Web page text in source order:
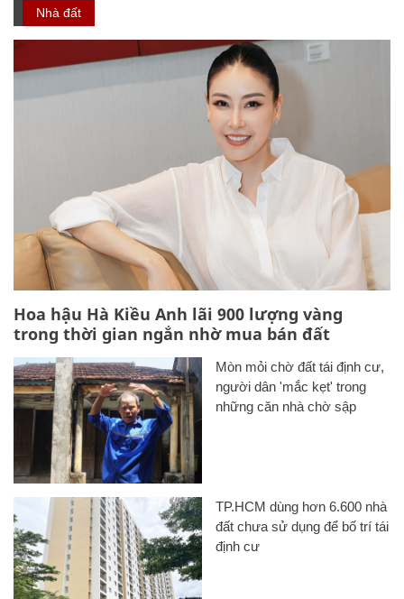
Nhà đất
Hoa hậu Hà Kiều Anh lãi 900 lượng vàng
trong thời gian ngắn nhờ mua bán đất
Mòn mỏi chờ đất tái định cư,
người dân 'mắc kẹt' trong
những căn nhà chờ sập
TP.HCM dùng hơn 6.600 nhà
đất chưa sử dụng để bố trí tái
định cư